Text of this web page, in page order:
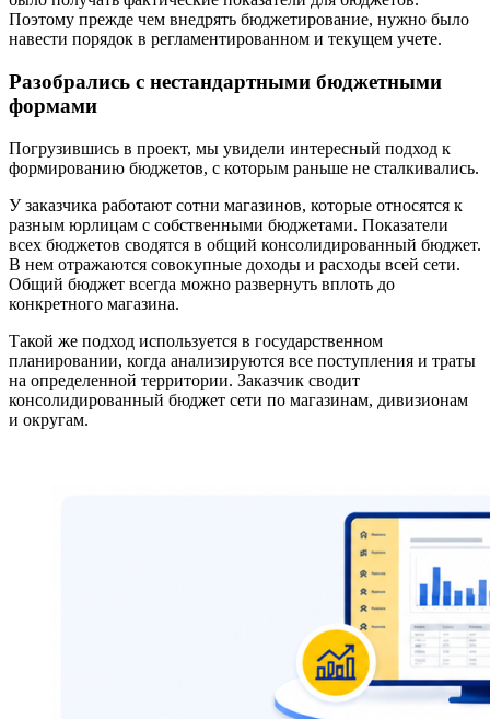
Поэтому прежде чем внедрять бюджетирование, нужно было
навести порядок в регламентированном и текущем учете.
Разобрались с нестандартными бюджетными
формами
Погрузившись в проект, мы увидели интересный подход к
формированию бюджетов, с которым раньше не сталкивались.
У заказчика работают сотни магазинов, которые относятся к
разным юрлицам с собственными бюджетами. Показатели
всех бюджетов сводятся в общий консолидированный бюджет.
В нем отражаются совокупные доходы и расходы всей сети.
Общий бюджет всегда можно развернуть вплоть до
конкретного магазина.
Такой же подход используется в государственном
планировании, когда анализируются все поступления и траты
на определенной территории. Заказчик сводит
консолидированный бюджет сети по магазинам, дивизионам
и округам.